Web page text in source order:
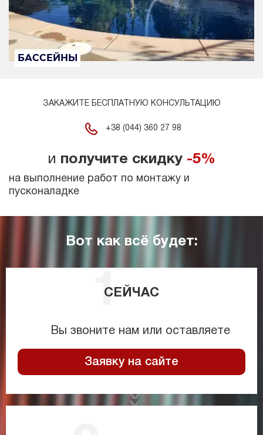
БАССЕЙНЫ
ЗАКАЖИТЕ БЕСПЛАТНУЮ КОНСУЛЬТАЦИЮ
+38 (044) 360 27 98
и получите скидку -5%
на выполнение работ по монтажу и
пусконаладке
Вот как всё будет:
СЕЙЧАС
Вы звоните нам или оставляете
Заявку на сайте